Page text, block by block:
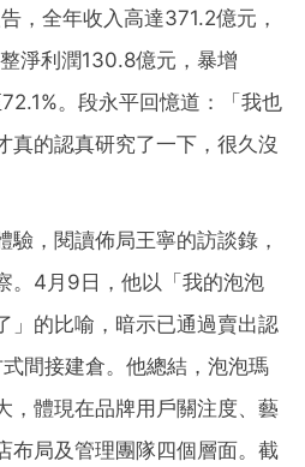
，全年收入高達371.2億元，
淨利潤130.8億元，暴增
。段永平回憶道：「我也
真的認真研究了一下，很久沒
驗，閱讀佈局王寧的訪談錄，
。4月9日，他以「我的泡泡
」的比喻，暗示已通過賣出認
間接建倉。他總結，泡泡瑪
，體現在品牌用戶關注度、藝
布局及管理團隊四個層面。截